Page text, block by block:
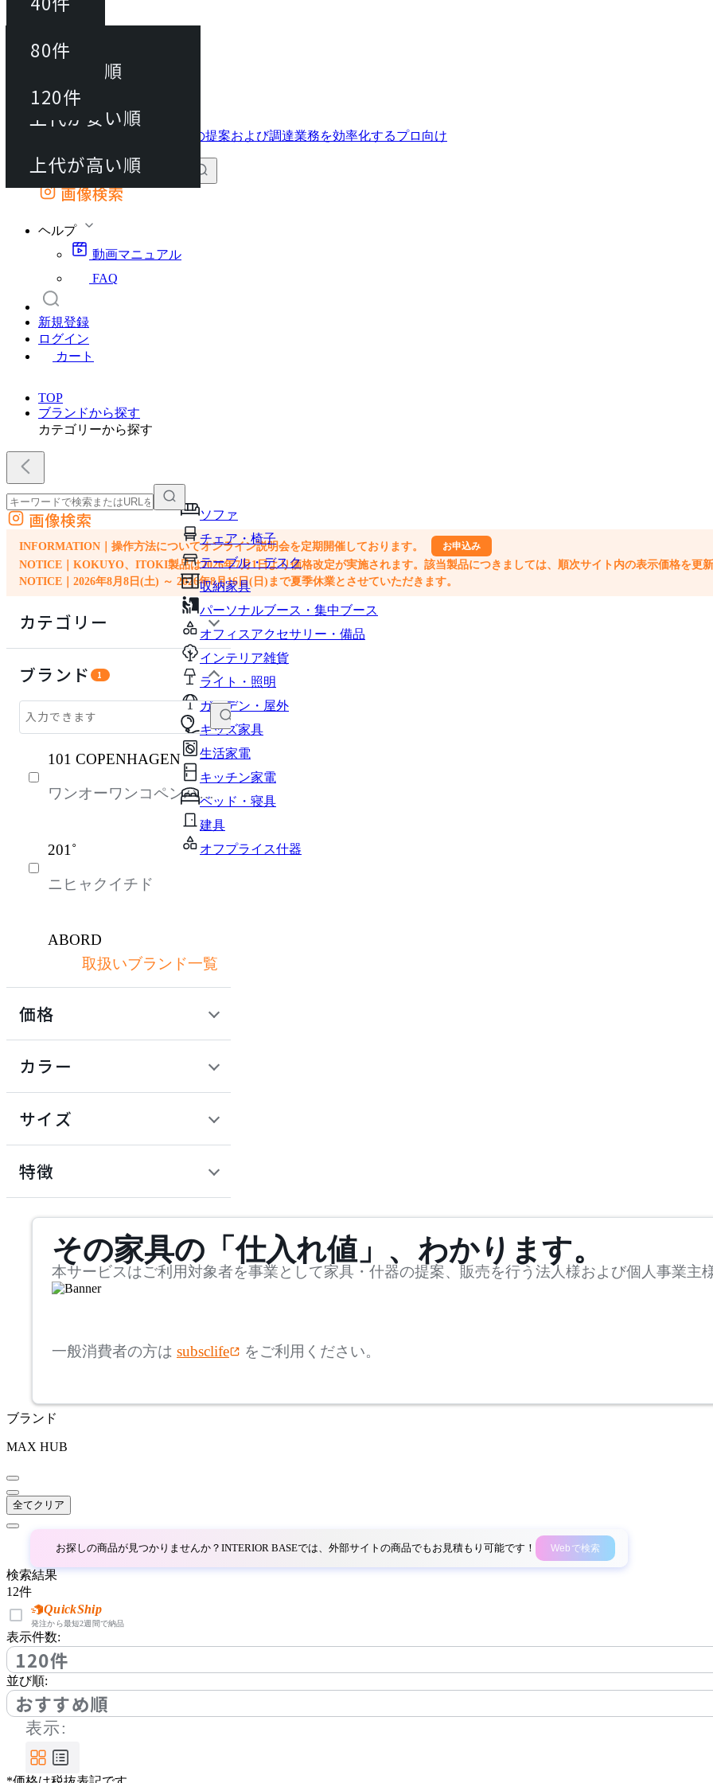
動画マニュアル
FAQ
カート
外部サイトの商品をカートに追加
画像検索
ヘルプ
動画マニュアル
FAQ
新規登録
ログイン
カート
TOP
ブランドから探す
カテゴリーから探す
ソファ
チェア・椅子
テーブル・デスク
収納家具
パーソナルブース・集中ブース
オフィスアクセサリー・備品
インテリア雑貨
ライト・照明
ガーデン・屋外
キッズ家具
生活家電
キッチン家電
ベッド・寝具
建具
オフプライス什器
外部サイトの商品をカートに追加
他のサイトで見つけた商品ページのURLを貼り付けて、カートに追加できます
画像検索
INFORMATION｜操作方法についてオンライン説明会を定期開催しております。 お申込み
NOTICE｜KOKUYO、ITOKI製品は2026年7月1日より価格改定が実施されます。該当製品につきましては、順次サイト内の表示価格を更新
NOTICE｜2026年8月8日(土) ～ 2026年8月16日(日)まで夏季休業とさせていただきます。
カテゴリー
テーブル・デスク
収納家具
インテリア雑貨
ライト・照明
キッチン家電
オフプライス什器
ブランド 1
101 COPENHAGEN
ワンオーワンコペンハー
201˚
ニヒャクイチド
ABORD
アボール
アクメファニチャー
ADAL
アダルトータルインテリ
アコレクション
アイコ
アイネクス
aluna
アルナ
Andreu World
アンドリューワールド
ANONIMA CASTELLI
取扱いブランド一覧
価格
カラー
サイズ
mm
検索
~
~
座面高
特徴
その家具の「仕入れ値」、わかります。
本サービスはご利用対象者を事業として家具・什器の提案、販売を行う法人様および個人事業主
一般消費者の方は subsclife をご利用ください。
ブランド
MAX HUB
全てクリア
お探しの商品が見つかりませんか？INTERIOR BASEでは、外部サイトの商品でもお見積もり可能です！ Webで検索
検索結果
12件
QuickShip
発注から最短2週間で納品
表示件数:
120件
40件
80件
並び順:
おすすめ順
並び替え
おすすめ順
上代が安い順
上代が高い順
表示:
80件
120件